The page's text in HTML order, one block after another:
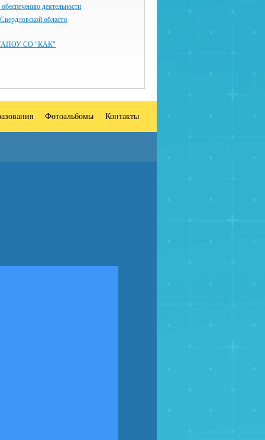
деятельности
области
СО "КАК"
Фотоальбомы Контакты